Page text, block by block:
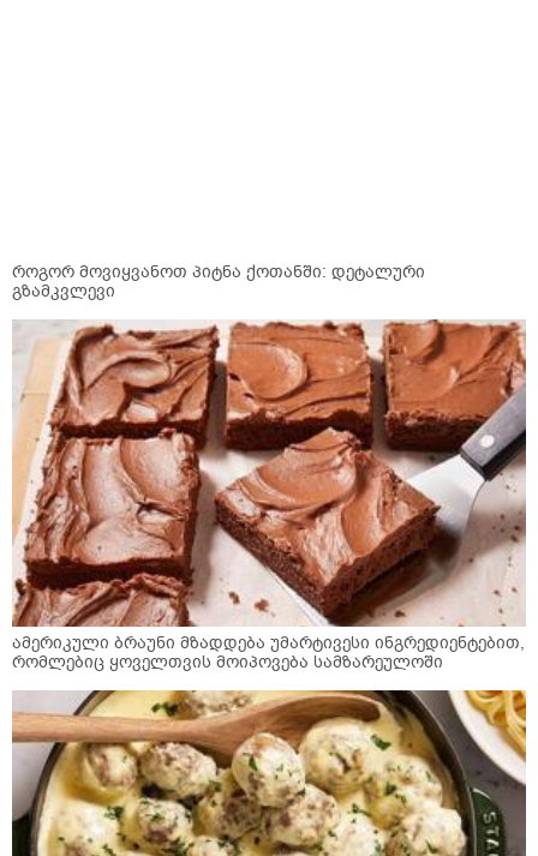
როგორ მოვიყვანოთ პიტნა ქოთანში: დეტალური
გზამკვლევი
ამერიკული ბრაუნი მზადდება უმარტივესი ინგრედიენტებით,
რომლებიც ყოველთვის მოიპოვება სამზარეულოში